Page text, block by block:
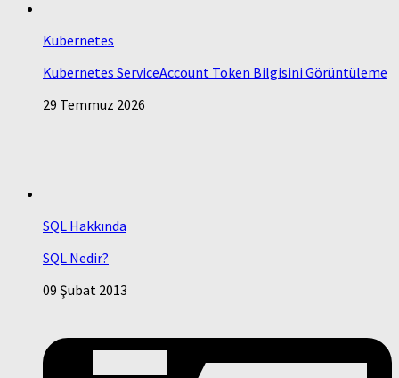
Kubernetes
Kubernetes ServiceAccount Token Bilgisini Görüntüleme
29 Temmuz 2026
SQL Hakkında
SQL Nedir?
09 Şubat 2013